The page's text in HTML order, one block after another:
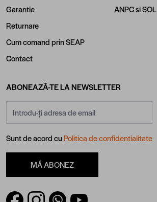
Garantie
Returnare
Cum comand prin SEAP
Contact
ANPCsiSOL
ABONEAZĂ-TE LA NEWSLETTER
Sunt de acord cuPolitica de confidentialitate
MĂ ABONEZ